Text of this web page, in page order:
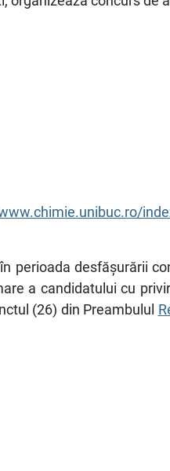
perioada desfăşurării
a candidatului cu
(26) din Preambulul